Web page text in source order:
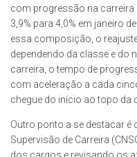
com progressão na carreira
3,9% para 4,0% em janeiro
essa composição, o
dependendo da classe e do
carreira, o tempo de
com aceleração a cada
chegue do início ao topo da
Outro ponto a se destacar é
Supervisão de Carreira